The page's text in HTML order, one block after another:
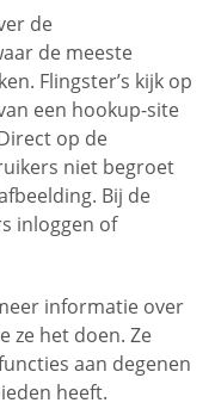
de
de meeste
Flingster’s kijk op
een hookup-site
op de
niet begroet
Bij de
inloggen of
informatie over
ze het doen. Ze
aan degenen
heeft.